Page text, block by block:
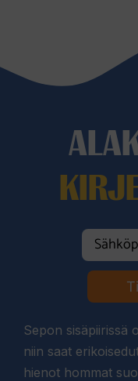
Sepon sisäpiirissä
niin saat
hienot hommat